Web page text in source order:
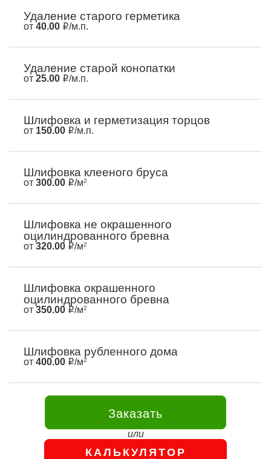
Удаление старого герметика
от 40.00 /м.п.
Удаление старой конопатки
от 25.00 /м.п.
Шлифовка и герметизация торцов
от 150.00 /м.п.
Шлифовка клееного бруса
от 300.00 /м2
Шлифовка не окрашенного
оцилиндрованного бревна
от 320.00 /м2
Шлифовка окрашенного
оцилиндрованного бревна
от 350.00 /м2
Шлифовка рубленного дома
от 400.00 /м2
Заказать
КАЛЬКУЛЯТОР